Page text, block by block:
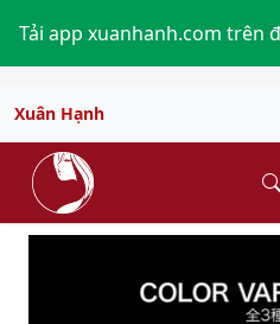
Tải app xuanhanh.com trên
Xuân Hạnh